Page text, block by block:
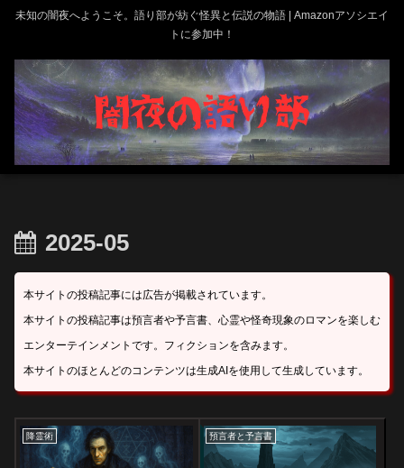
未知の闇夜へようこそ。語り部が紡ぐ怪異と伝説の物語 | Amazonアソシエイ
トに参加中！
2025-05
本サイトの投稿記事には広告が掲載されています。
本サイトの投稿記事は預言者や予言書、心霊や怪奇現象のロマンを楽しむ
エンターテインメントです。フィクションを含みます。
本サイトのほとんどのコンテンツは生成AIを使用して生成しています。
降霊術 預言者と予言書